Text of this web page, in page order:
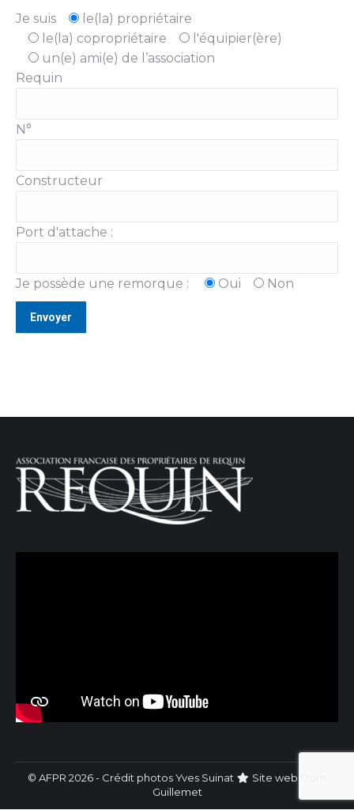
Je suis
le(la) propriétaire
le(la) copropriétaire
l'équipier(ère)
un(e) ami(e) de l’association
Requin
N°
Constructeur
Port d'attache :
Je possède une remorque : Oui Non
© AFPR 2026 - Crédit photos Yves Suinat Site web
Guillemet